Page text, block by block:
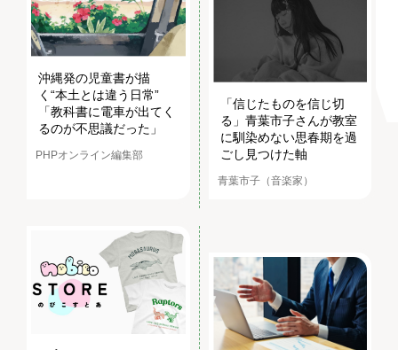
沖縄発の児童書が描
く“本土とは違う日常”
「教科書に電車が出てく
るのが不思議だった」
PHPオンライン編集部
「信じたものを信じ切
る」青葉市子さんが教室
に馴染めない思春期を過
ごし見つけた軸
青葉市子（音楽家）